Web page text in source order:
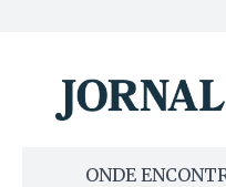
ONDE